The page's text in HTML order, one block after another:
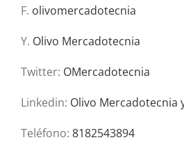
F. olivomercadotecnia
Y. Olivo Mercadotecnia
Twitter: OMercadotecnia
Linkedin: Olivo Mercadotecnia
Teléfono: 8182543894